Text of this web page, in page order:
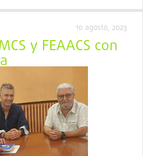
10 agosto, 2023
y FEAACS con